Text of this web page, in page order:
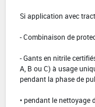
Si application avec
- Combinaison de
- Gants en nitrile
A, B ou C) à usage
pendant la phase de
• pendant le nettoyage